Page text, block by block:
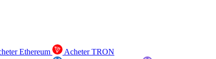
Ethereum
Acheter TRON